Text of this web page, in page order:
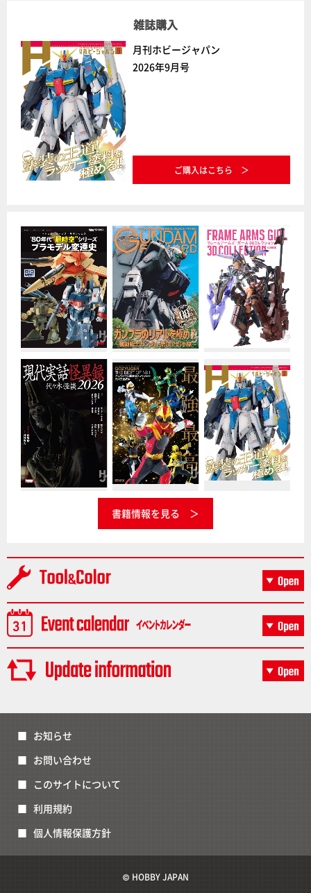
雑誌購入
月刊ホビージャパン
2026年9月号
ご購入はこちら
書籍情報を見る
お知らせ
お問い合わせ
このサイトについて
利用規約
個人情報保護方針
© HOBBY JAPAN